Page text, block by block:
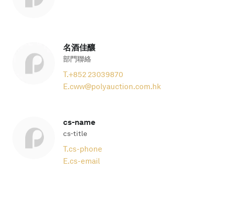
名酒佳釀
部門聯絡
T.+852 23039870
E.cww@polyauction.com.hk
cs-name
cs-title
T.cs-phone
E.cs-email